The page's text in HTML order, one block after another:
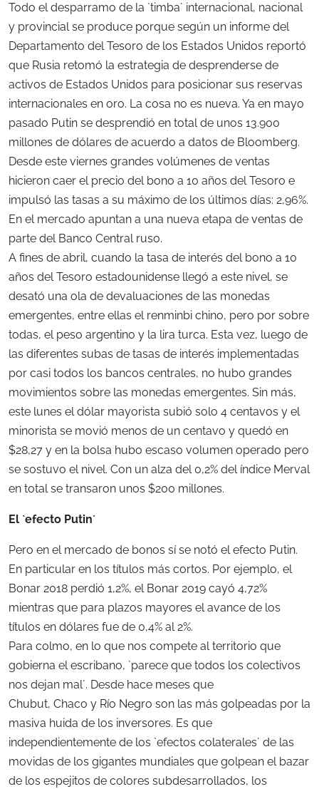
Todo el desparramo de la `timba´ internacional, nacional
y provincial se produce porque según un informe del
Departamento del Tesoro de los Estados Unidos reportó
que Rusia retomó la estrategia de desprenderse de
activos de Estados Unidos para posicionar sus reservas
internacionales en oro. La cosa no es nueva. Ya en mayo
pasado Putin se desprendió en total de unos 13.900
millones de dólares de acuerdo a datos de Bloomberg.
Desde este viernes grandes volúmenes de ventas
hicieron caer el precio del bono a 10 años del Tesoro e
impulsó las tasas a su máximo de los últimos días: 2,96%.
En el mercado apuntan a una nueva etapa de ventas de
parte del Banco Central ruso.
A fines de abril, cuando la tasa de interés del bono a 10
años del Tesoro estadounidense llegó a este nivel, se
desató una ola de devaluaciones de las monedas
emergentes, entre ellas el renminbi chino, pero por sobre
todas, el peso argentino y la lira turca. Esta vez, luego de
las diferentes subas de tasas de interés implementadas
por casi todos los bancos centrales, no hubo grandes
movimientos sobre las monedas emergentes. Sin más,
este lunes el dólar mayorista subió solo 4 centavos y el
minorista se movió menos de un centavo y quedó en
$28,27 y en la bolsa hubo escaso volumen operado pero
se sostuvo el nivel. Con un alza del 0,2% del índice Merval
en total se transaron unos $200 millones.
El `efecto Putin´
Pero en el mercado de bonos sí se notó el efecto Putin.
En particular en los títulos más cortos. Por ejemplo, el
Bonar 2018 perdió 1,2%, el Bonar 2019 cayó 4,72%
mientras que para plazos mayores el avance de los
títulos en dólares fue de 0,4% al 2%.
Para colmo, en lo que nos compete al territorio que
gobierna el escribano, `parece que todos los colectivos
nos dejan mal´. Desde hace meses que
Chubut, Chaco y Río Negro son las más golpeadas por la
masiva huida de los inversores. Es que
independientemente de los `efectos colaterales´ de las
movidas de los gigantes mundiales que golpean el bazar
de los espejitos de colores subdesarrollados, los